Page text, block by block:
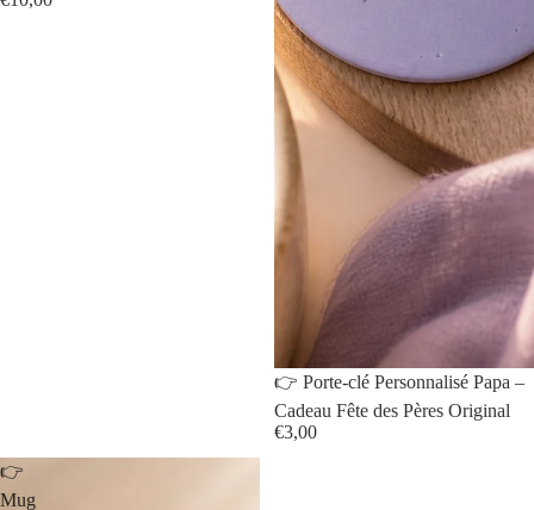
👉 Porte-clé Personnalisé Papa –
Cadeau Fête des Pères Original
€3,00
👉
Mug